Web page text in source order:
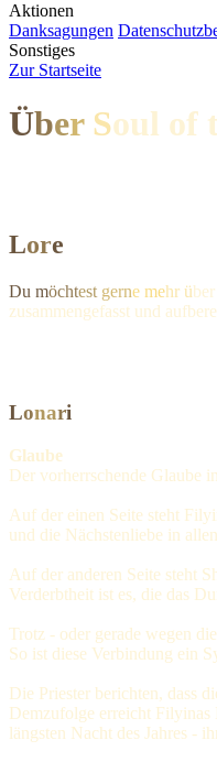
Aktionen
Danksagungen Da
Sonstiges
Zur Startseite
Über Soul of
Lore
Du möchtest gerne mehr ü
zusammengefasst und
Lonari
Glaube
Der vorherrschende Glaube
Auf der einen Seite steht
und die Nächstenliebe in
Auf der anderen Seite steht
Verderbtheit ist es, die das
Trotz - oder gerade wegen
So ist diese Verbindung ein
Die Priester berichten, dass
Demzufolge erreicht Filyinas
längsten Nacht des Jahres -